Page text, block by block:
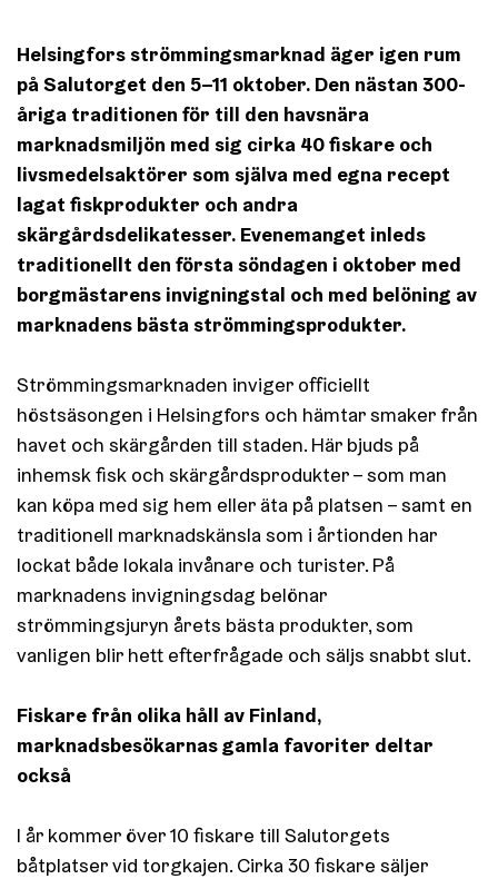
Helsingfors strömmingsmarknad äger igen rum
på Salutorget den 5–11 oktober. Den nästan 300-
åriga traditionen för till den havsnära
marknadsmiljön med sig cirka 40 fiskare och
livsmedelsaktörer som själva med egna recept
lagat fiskprodukter och andra
skärgårdsdelikatesser. Evenemanget inleds
traditionellt den första söndagen i oktober med
borgmästarens invigningstal och med belöning av
marknadens bästa strömmingsprodukter.
Strömmingsmarknaden inviger officiellt
höstsäsongen i Helsingfors och hämtar smaker från
havet och skärgården till staden. Här bjuds på
inhemsk fisk och skärgårdsprodukter – som man
kan köpa med sig hem eller äta på platsen – samt en
traditionell marknadskänsla som i årtionden har
lockat både lokala invånare och turister. På
marknadens invigningsdag belönar
strömmingsjuryn årets bästa produkter, som
vanligen blir hett efterfrågade och säljs snabbt slut.
Fiskare från olika håll av Finland,
marknadsbesökarnas gamla favoriter deltar
också
I år kommer över 10 fiskare till Salutorgets
båtplatser vid torgkajen. Cirka 30 fiskare säljer